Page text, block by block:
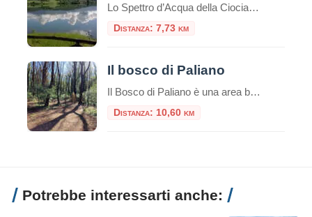
Lo Spettro d’Acqua della Ciociaria che Appare e Scompare Nel cuore pulsante della Ciociaria, incastonato tra i profili sinuosi dei Monti Ernici, sorge il Lago di Canterno, uno specchio d’acqua che custodisce un’anima tanto affascinante quanto misteriosa. Non è un lago come gli altri: la sua fama di “lago fantasma” lo precede, un luogo dove […]
Distanza: 7,73 km
Il bosco di Paliano
Il Bosco di Paliano è una area boschiva dedicata allo svago nella natura, nel profondo rispetto della stessa e all’insegna della eco-sostenibilità e della green economy. 30 ettari di verde, 5 km di sentieri. Uno spazio verde eco-sostenibile
Distanza: 10,60 km
Potrebbe interessarti anche: